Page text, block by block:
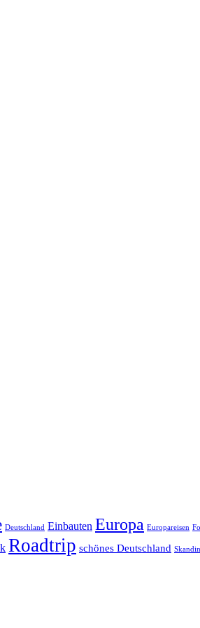
Deutschland Einbauten Europa Europareisen
Roadtrip schönes Deutschland